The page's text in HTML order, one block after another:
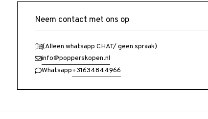
Neem contact met ons op
(Alleen whatsapp CHAT/ geen spraak)
info@popperskopen.nl
Whatsapp+31634844966